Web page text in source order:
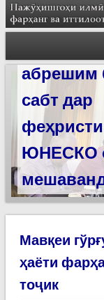
Силсилаи
абрешим
сабт дар
феҳристи
ЮНЕСКО
Мавқеи
ҳаёти
тоҷик